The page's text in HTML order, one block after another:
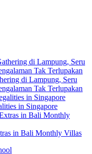
di Lampung, Seru
Tak Terlupakan
in Singapore
in Bali Monthly Villas